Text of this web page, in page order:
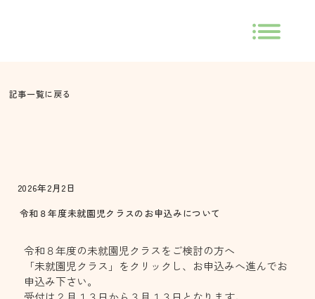
2026年2月2日
令和８年度未就園児クラスのお申込みについて
令和８年度の未就園児クラスをご検討の方へ
「未就園児クラス」をクリックし、お申込みへ進んでお
申込み下さい。
記事一覧に戻る